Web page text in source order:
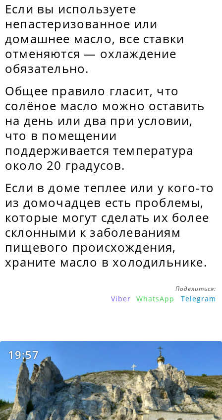
Если вы используете
непастеризованное или
домашнее масло, все ставки
отменяются — охлаждение
обязательно.
Общее правило гласит, что
солёное масло можно оставить
на день или два при условии,
что в помещении
поддерживается температура
около 20 градусов.
Если в доме теплее или у кого-то
из домочадцев есть проблемы,
которые могут сделать их более
склонными к заболеваниям
пищевого происхождения,
храните масло в холодильнике.
Поделиться:
Viber WhatsApp Telegram
19:57